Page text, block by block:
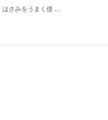
はさみをうまく使 ...